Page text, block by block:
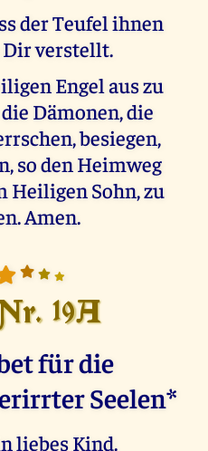
der Teufel ihnen
Dir verstellt.
Engel aus zu
Dämonen, die
besiegen,
so den Heimweg
Heiligen Sohn, zu
Amen.
19A
für die
Seelen*
liebes Kind.